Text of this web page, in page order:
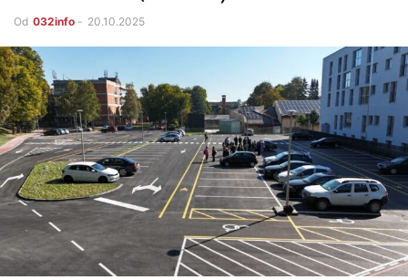
Od 032info - 20.10.2025